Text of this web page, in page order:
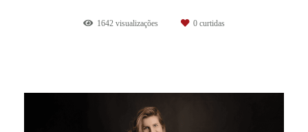
1642 visualizações 0 curtidas